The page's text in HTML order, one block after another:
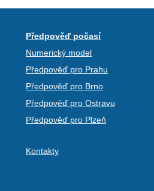
Předpověď počasí
Numerický model
Předpověď pro Prahu
Předpověď pro Brno
Předpověď pro Ostravu
Předpověď pro Plzeň
Kontakty